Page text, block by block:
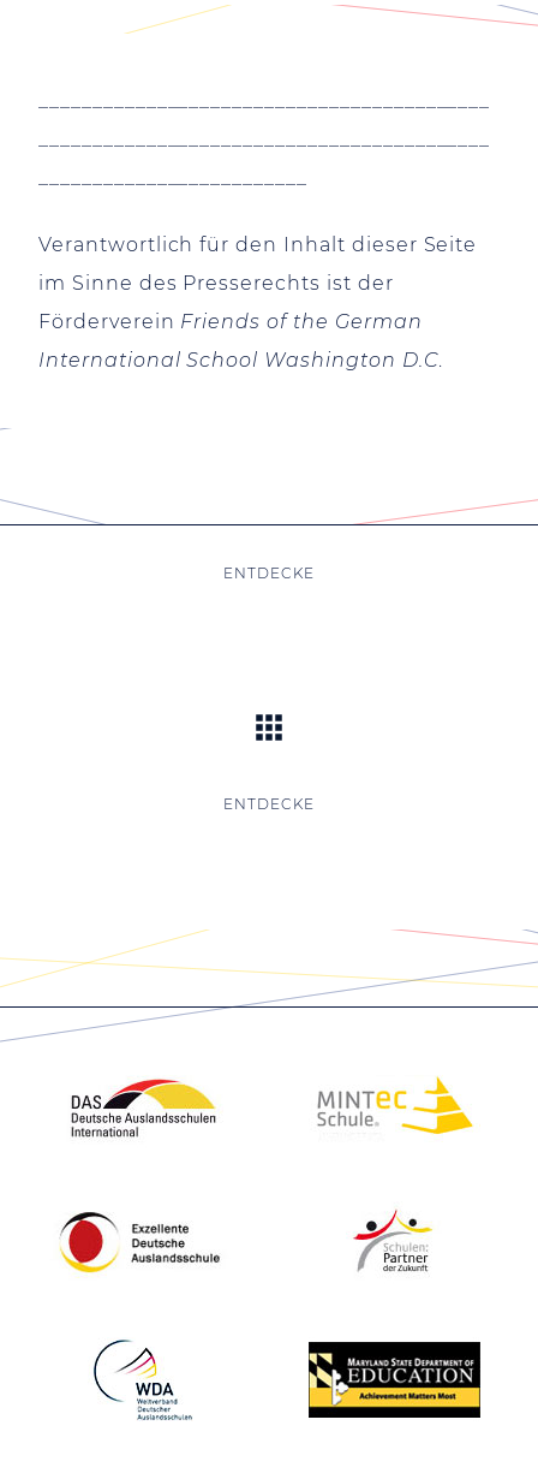
Verantwortlich für den Inhalt dieser Seite
im Sinne des Presserechts ist der
Förderverein Friends of the German
International School Washington D.C.